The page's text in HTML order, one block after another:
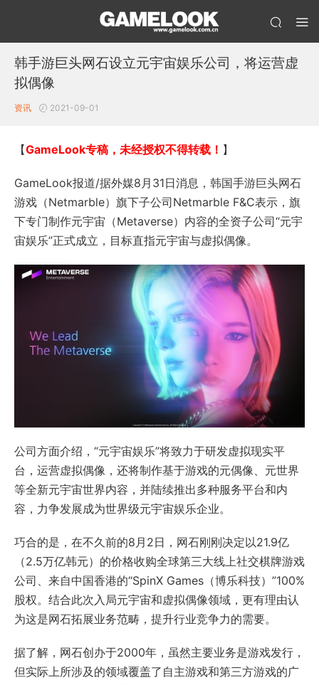
韩手游巨头网石设立元宇宙娱乐公司，将运营虚
拟偶像
资讯 2021-09-01
【GameLook专稿，未经授权不得转载！ 】
GameLook报道/据外媒8月31日消息，韩国手游巨头网石
游戏（Netmarble）旗下子公司Netmarble F&C表示，旗
下专门制作元宇宙（Metaverse）内容的全资子公司“元宇
宙娱乐”正式成立，目标直指元宇宙与虚拟偶像。
公司方面介绍，“元宇宙娱乐”将致力于研发虚拟现实平
台，运营虚拟偶像，还将制作基于游戏的元偶像、元世界
等全新元宇宙世界内容，并陆续推出多种服务平台和内
容，力争发展成为世界级元宇宙娱乐企业。
巧合的是，在不久前的8月2日，网石刚刚决定以21.9亿
（2.5万亿韩元）的价格收购全球第三大线上社交棋牌游戏
公司、来自中国香港的“SpinX Games（博乐科技）”100%
股权。结合此次入局元宇宙和虚拟偶像领域，更有理由认
为这是网石拓展业务范畴，提升行业竞争力的需要。
据了解，网石创办于2000年，虽然主要业务是游戏发行，
但实际上所涉及的领域覆盖了自主游戏和第三方游戏的广